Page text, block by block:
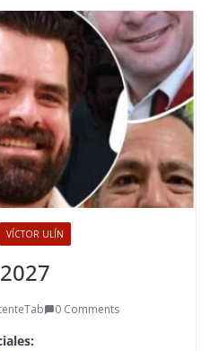
VÍCTOR ULÍN
0 Comments